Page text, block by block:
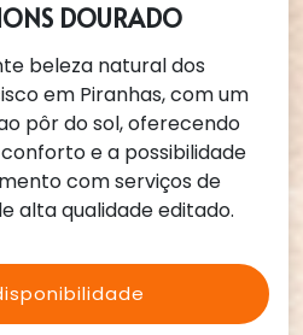
DOURADO
beleza natural dos
em Piranhas, com um
pôr do sol, oferecendo
e a possibilidade
com serviços de
alta qualidade editado.